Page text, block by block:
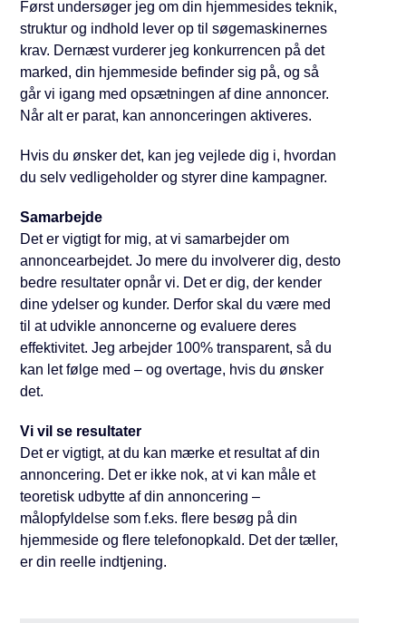
Først undersøger jeg om din hjemmesides teknik,
struktur og indhold lever op til søgemaskinernes
krav. Dernæst vurderer jeg konkurrencen på det
marked, din hjemmeside befinder sig på, og så
går vi igang med opsætningen af dine annoncer.
Når alt er parat, kan annonceringen aktiveres.
Hvis du ønsker det, kan jeg vejlede dig i, hvordan
du selv vedligeholder og styrer dine kampagner.
Samarbejde
Det er vigtigt for mig, at vi samarbejder om
annoncearbejdet. Jo mere du involverer dig, desto
bedre resultater opnår vi. Det er dig, der kender
dine ydelser og kunder. Derfor skal du være med
til at udvikle annoncerne og evaluere deres
effektivitet. Jeg arbejder 100% transparent, så du
kan let følge med – og overtage, hvis du ønsker
det.
Vi vil se resultater
Det er vigtigt, at du kan mærke et resultat af din
annoncering. Det er ikke nok, at vi kan måle et
teoretisk udbytte af din annoncering –
målopfyldelse som f.eks. flere besøg på din
hjemmeside og flere telefonopkald. Det der tæller,
er din reelle indtjening.